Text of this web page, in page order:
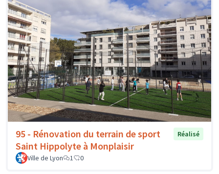
95 - Rénovation du terrain de sport
Saint Hippolyte à Monplaisir
Réalisé
Ville de Lyon 1 0